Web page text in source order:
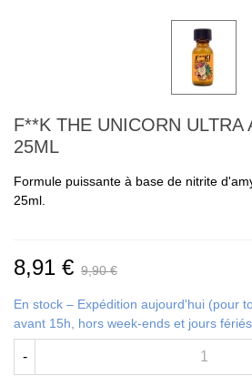
F**K THE UNICORN ULTRA
25ML
Formule puissante à base de nitrite
25ml.
8,91 € 9,90 €
En stock – Expédition aujourd'hui (pour
avant 15h, hors week-ends et jours
-